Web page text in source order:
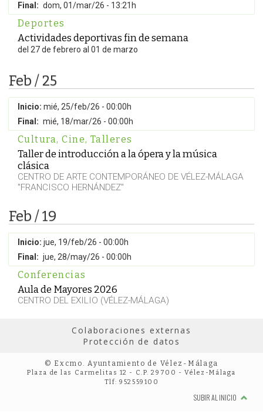
Final: dom, 01/mar/26 - 13:21h
Deportes
Actividades deportivas fin de semana
del 27 de febrero al 01 de marzo
Feb / 25
Inicio: mié, 25/feb/26 - 00:00h
Final: mié, 18/mar/26 - 00:00h
Cultura, Cine, Talleres
Taller de introducción a la ópera y la música
clásica
CENTRO DE ARTE CONTEMPORÁNEO DE VÉLEZ-MÁLAGA
"FRANCISCO HERNÁNDEZ"
Feb / 19
Inicio: jue, 19/feb/26 - 00:00h
Final: jue, 28/may/26 - 00:00h
Conferencias
Aula de Mayores 2026
CENTRO DEL EXILIO (VÉLEZ-MÁLAGA)
Colaboraciones externas
Protección de datos
© Excmo. Ayuntamiento de Vélez-Málaga
Plaza de las Carmelitas 12 - C.P. 29700 - Vélez-Málaga
Tlf: 952559100
SUBIR AL INICIO